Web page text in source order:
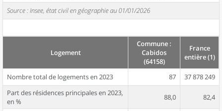
Source : Insee, état civil en géographie au 01/01/2026
Logement
Commune :
Cabidos
(64158)
France
entière (1)
Nombre total de logements en 2023 87
37 878 249
Part des résidences principales en 2023,
en %
88,0 82,4